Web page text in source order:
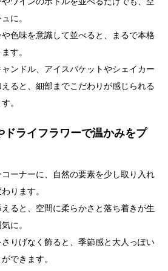
に。
色味を意識して並べると、まるで本格
す。
ンドル、アイスバケットやシェイカー
ると、細部までこだわりが感じられる
。
ドライフラワーで温かみをプ
ーナーに、自然の要素を少し取り入れ
ります。
ると、空間に柔らかさと落ち着きが生
に。
さりげなく飾ると、季節感と大人っぽい
できます。